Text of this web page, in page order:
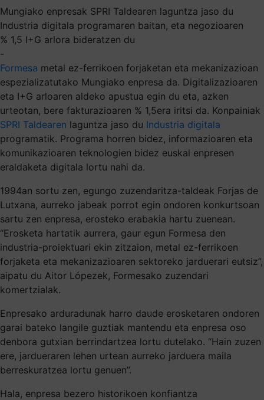
Mungiako enpresak SPRI Taldearen laguntza jaso du
Industria digitala programaren baitan, eta negozioaren
% 1,5 I+G arlora bideratzen du
-
Formesa metal ez-ferrikoen forjaketan eta mekanizazioan
espezializatutako Mungiako enpresa da. Digitalizazioaren
eta I+G arloaren aldeko apustua egin du eta, azken
urteotan, bere fakturazioaren % 1,5era iritsi da. Konpainiak
SPRI Taldearen laguntza jaso du Industria digitala
programatik. Programa horren bidez, informazioaren eta
komunikazioaren teknologien bidez euskal enpresen
eraldaketa digitala lortu nahi da.
1994an sortu zen, egungo zuzendaritza-taldeak Forjas de
Lutxana, aurreko jabeak porrot egin ondoren konkurtsoan
sartu zen enpresa, erosteko erabakia hartu zuenean.
“Erosketa hartatik aurrera, gaur egun Formesa den
industria-proiektuari ekin zitzaion, metal ez-ferrikoen
forjaketa eta mekanizazioaren sektoreko jarduerari eutsiz”,
aipatu du Aitor Lópezek, Formesako zuzendari
komertzialak.
Enpresako arduradunak harro daude erosketaren ondoren
garai bateko langile guztiak mantendu eta enpresa oso
denbora gutxian berrindartzea lortu dutelako. “Hain zuzen
ere, jardueraren lehen urtean aurreko jarduera maila
berreskuratzea lortu genuen”.
Hala, enpresa bezero historikoen konfiantza